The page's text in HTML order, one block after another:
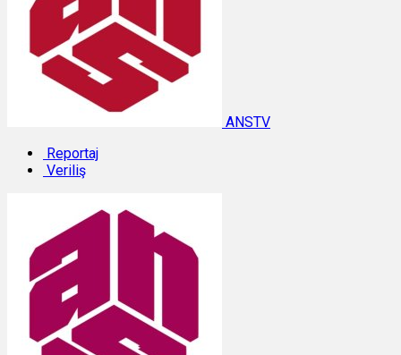
ANSTV
Reportaj
Veriliş